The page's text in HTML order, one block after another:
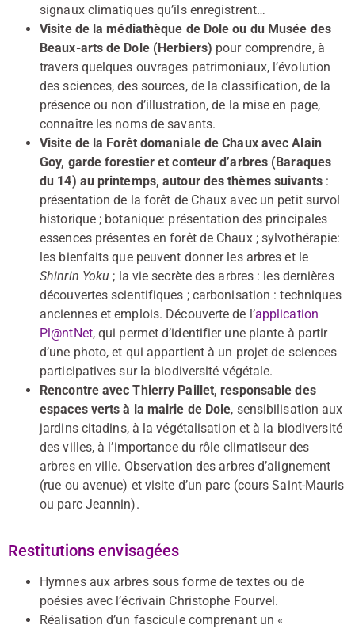
signaux climatiques qu’ils enregistrent…
Visite de la médiathèque de Dole ou du Musée des
Beaux-arts de Dole (Herbiers) pour comprendre, à
travers quelques ouvrages patrimoniaux, l’évolution
des sciences, des sources, de la classification, de la
présence ou non d’illustration, de la mise en page,
connaître les noms de savants.
Visite de la Forêt domaniale de Chaux avec Alain
Goy, garde forestier et conteur d’arbres (Baraques
du 14) au printemps, autour des thèmes suivants:
présentation de la forêt de Chaux avec un petit survol
historique ; botanique: présentation des principales
essences présentes en forêt de Chaux ; sylvothérapie:
les bienfaits que peuvent donner les arbres et le
Shinrin Yoku ; la vie secrète des arbres : les dernières
découvertes scientifiques ; carbonisation : techniques
anciennes et emplois. Découverte de l’application
Pl@ntNet, qui permet d’identifier une plante à partir
d’une photo, et qui appartient à un projet de sciences
participatives sur la biodiversité végétale.
Rencontre avec Thierry Paillet, responsable des
espaces verts à la mairie de Dole, sensibilisation aux
jardins citadins, à la végétalisation et à la biodiversité
des villes, à l’importance du rôle climatiseur des
arbres en ville. Observation des arbres d’alignement
(rue ou avenue) et visite d’un parc (cours Saint-Mauris
ou parc Jeannin).
Restitutions envisagées
Hymnes aux arbres sous forme de textes ou de
poésies avec l’écrivain Christophe Fourvel.
Réalisation d’un fascicule comprenant un «